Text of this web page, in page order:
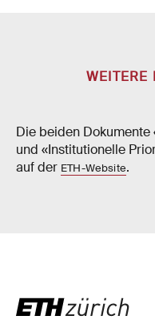
WEITERE
Die beiden
und «Institutionelle
auf der ETH-Website.